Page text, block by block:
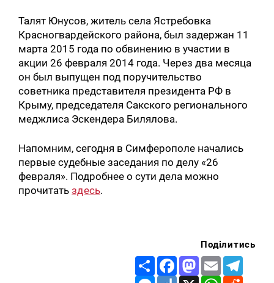
Талят Юнусов, житель села Ястребовка
Красногвардейского района, был задержан 11
марта 2015 года по обвинению в участии в
акции 26 февраля 2014 года. Через два месяца
он был выпущен под поручительство
советника представителя президента РФ в
Крыму, председателя Сакского регионального
меджлиса Эскендера Билялова.
Напомним, сегодня в Симферополе начались
первые судебные заседания по делу «26
февраля». Подробнее о сути дела можно
прочитатьздесь.
Поділитись
Share FacebookMastodon
Email